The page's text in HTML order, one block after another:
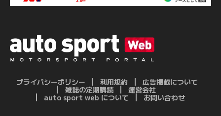
プライバシーポリシー 利用規約
広告掲載について
雑誌の定期購読
運営会社
auto sport web について
お問い合わせ